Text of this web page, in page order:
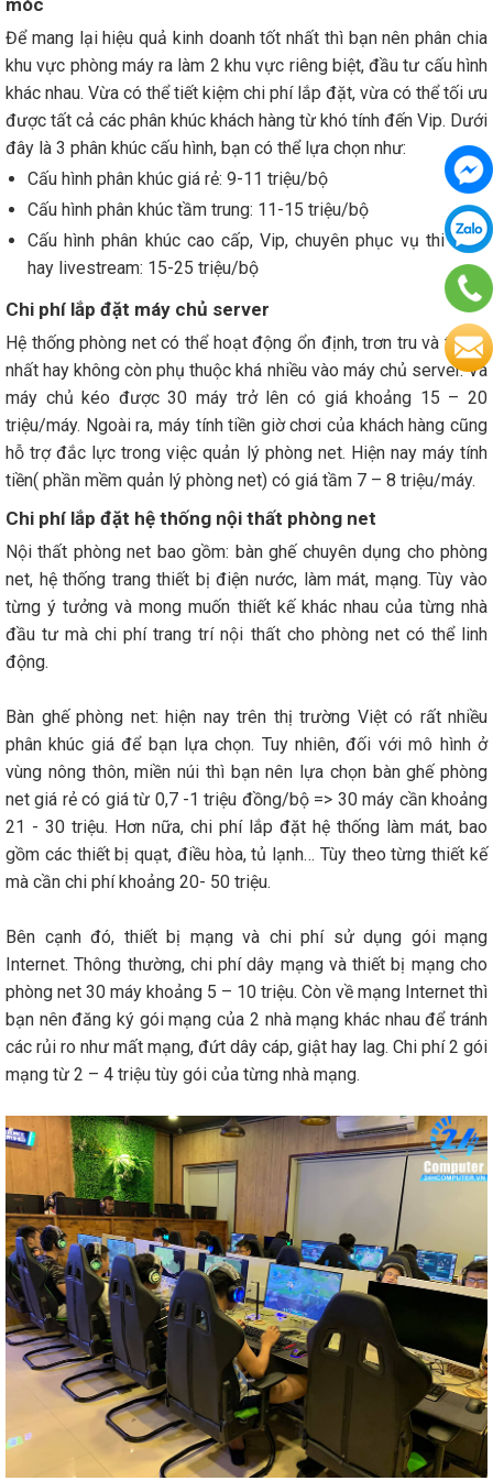
móc
Để mang lại hiệu quả kinh doanh tốt nhất thì bạn nên phân chia
khu vực phòng máy ra làm 2 khu vực riêng biệt, đầu tư cấu hình
khác nhau. Vừa có thể tiết kiệm chi phí lắp đặt, vừa có thể tối ưu
được tất cả các phân khúc khách hàng từ khó tính đến Vip. Dưới
đây là 3 phân khúc cấu hình, bạn có thể lựa chọn như:
Cấu hình phân khúc giá rẻ: 9-11 triệu/bộ
Cấu hình phân khúc tầm trung: 11-15 triệu/bộ
Cấu hình phân khúc cao cấp, Vip, chuyên phục vụ thi đấu
hay livestream: 15-25 triệu/bộ
Chi phí lắp đặt máy chủ server
Hệ thống phòng net có thể hoạt động ổn định, trơn tru và thống
nhất hay không còn phụ thuộc khá nhiều vào máy chủ server. Và
máy chủ kéo được 30 máy trở lên có giá khoảng 15 – 20
triệu/máy. Ngoài ra, máy tính tiền giờ chơi của khách hàng cũng
hỗ trợ đắc lực trong việc quản lý phòng net. Hiện nay máy tính
tiền( phần mềm quản lý phòng net) có giá tầm 7 – 8 triệu/máy.
Chi phí lắp đặt hệ thống nội thất phòng net
Nội thất phòng net bao gồm: bàn ghế chuyên dụng cho phòng
net, hệ thống trang thiết bị điện nước, làm mát, mạng. Tùy vào
từng ý tưởng và mong muốn thiết kế khác nhau của từng nhà
đầu tư mà chi phí trang trí nội thất cho phòng net có thể linh
động.
Bàn ghế phòng net: hiện nay trên thị trường Việt có rất nhiều
phân khúc giá để bạn lựa chọn. Tuy nhiên, đối với mô hình ở
vùng nông thôn, miền núi thì bạn nên lựa chọn bàn ghế phòng
net giá rẻ có giá từ 0,7 -1 triệu đồng/bộ => 30 máy cần khoảng
21 - 30 triệu. Hơn nữa, chi phí lắp đặt hệ thống làm mát, bao
gồm các thiết bị quạt, điều hòa, tủ lạnh… Tùy theo từng thiết kế
mà cần chi phí khoảng 20- 50 triệu.
Bên cạnh đó, thiết bị mạng và chi phí sử dụng gói mạng
Internet. Thông thường, chi phí dây mạng và thiết bị mạng cho
phòng net 30 máy khoảng 5 – 10 triệu. Còn về mạng Internet thì
bạn nên đăng ký gói mạng của 2 nhà mạng khác nhau để tránh
các rủi ro như mất mạng, đứt dây cáp, giật hay lag. Chi phí 2 gói
mạng từ 2 – 4 triệu tùy gói của từng nhà mạng.